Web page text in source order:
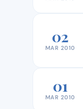
02
MAR 2010
01
MAR 2010